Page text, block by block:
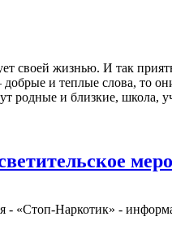
своей жизнью. И так
и теплые слова, то
и близкие, школа,
- «Стоп-Наркотик» -